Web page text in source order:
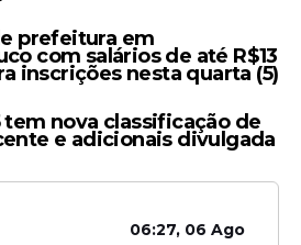
prefeitura em
com salários de até R$13
inscrições nesta quarta (5)
tem nova classificação de
e adicionais divulgada
06:27, 06 Ago